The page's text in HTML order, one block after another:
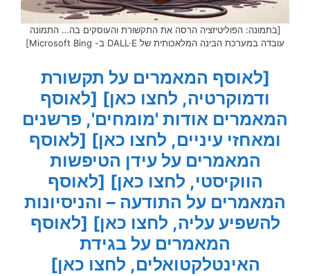
[בתמונה: הפוליטיזציה הרסה את התקשורת והעוסקים בה… התמונה
עובדה במערכת הבינה המלאכותית של DALL·E ב- Microsoft Bing]
[לאוסף המאמרים על תקשורת
ודמוקרטיה, לחצו כאן] [לאוסף
המאמרים אודות 'מומחים', פרשנים
ומאחזי עיניים, לחצו כאן] [לאוסף
המאמרים על עידן הטיפשות
הווקיסטי, לחצו כאן] [לאוסף
המאמרים על התודעה – והניסיונות
להשפיע עליה, לחצו כאן] [לאוסף
המאמרים על בגידת
האינטלקטואלים, לחצו כאן]